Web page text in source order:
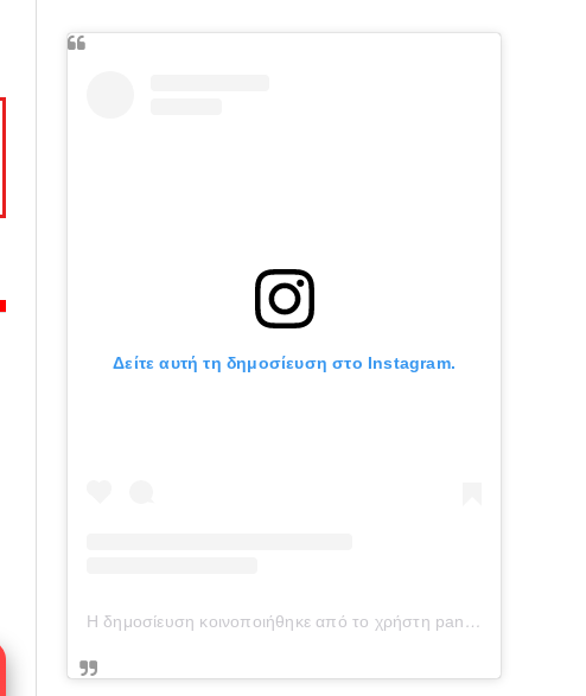
Δείτε αυτή τη δημοσίευση στο Instagram.
Η δημοσίευση κοινοποιήθηκε από το χρήστη panionianea.gr (@panionianea.gr)